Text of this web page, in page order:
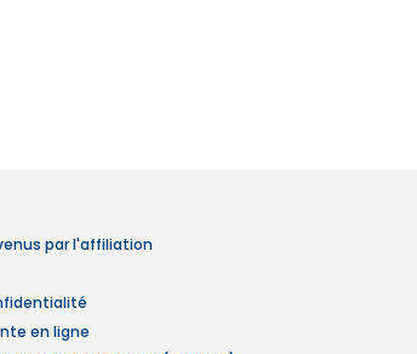
par l'affiliation
en ligne